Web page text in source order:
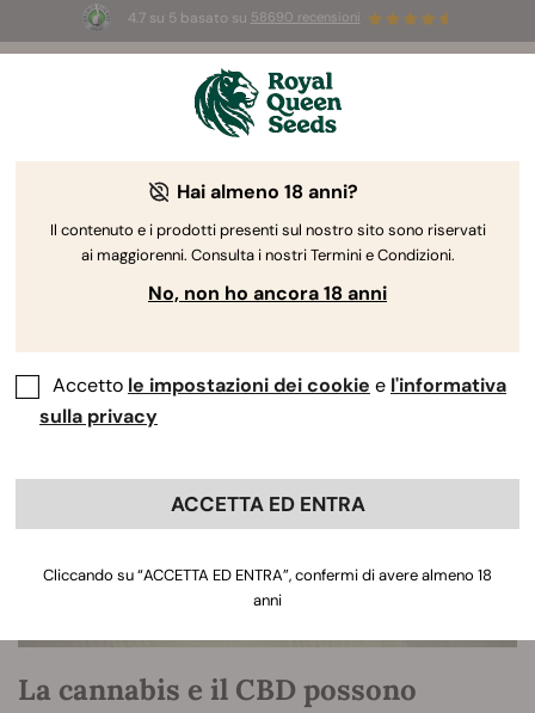
4.7 su 5 basato su 58690 recensioni
Summer Sales:Fino al 50% di sconto
su prodotti selezionati! ⏤
The RQS Blog
La cannabis e il CBD possono
Hai almeno 18 anni?
Il contenuto e i prodotti presenti sul nostro sito sono riservati
ai maggiorenni. Consulta i nostri Termini e Condizioni.
No, non ho ancora 18 anni
Accetto le impostazioni dei cookie e l'informativa
sulla privacy
ACCETTA ED ENTRA
Cliccando su “ACCETTA ED ENTRA”, confermi di avere almeno 18
anni